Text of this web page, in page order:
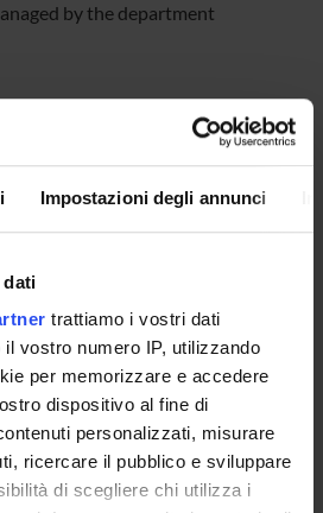
Impostazioni degli annunci
dati
trattiamo i vostri dati
vostro numero IP, utilizzando
per memorizzare e accedere
dispositivo al fine di
personalizzati, misurare
ricercare il pubblico e sviluppare
di scegliere chi utilizza i
by the department
staff